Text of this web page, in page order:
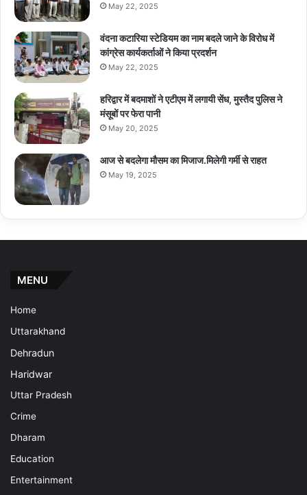
May 22, 2025
वंदना कटारिया स्टेडियम का नाम बदले जाने के विरोध में
कांग्रेस कार्यकर्ताओं ने किया प्रदर्शन
May 22, 2025
हरिद्वार में बदमाशों ने एटीएम में लगायी सेंध, मुस्तैद पुलिस ने
मंसूबों पर फेरा पानी
May 20, 2025
आज से बदलेगा मौसम का मिजाज.मिलेगी गर्मी से राहत
May 19, 2025
MENU
Home
Uttarakhand
Dehradun
Haridwar
Uttar Pradesh
Crime
Dharam
Education
Entertainment